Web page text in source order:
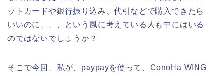
ットカードや銀行振り込み、代引などで購入できたら
いいのに、、、という風に考えている人も中にはいる
のではないでしょうか？
そこで今回、私が、paypayを使って、ConoHa WING